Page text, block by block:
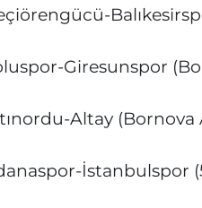
Giresunspor
Altay (Bornova
İstanbulspor